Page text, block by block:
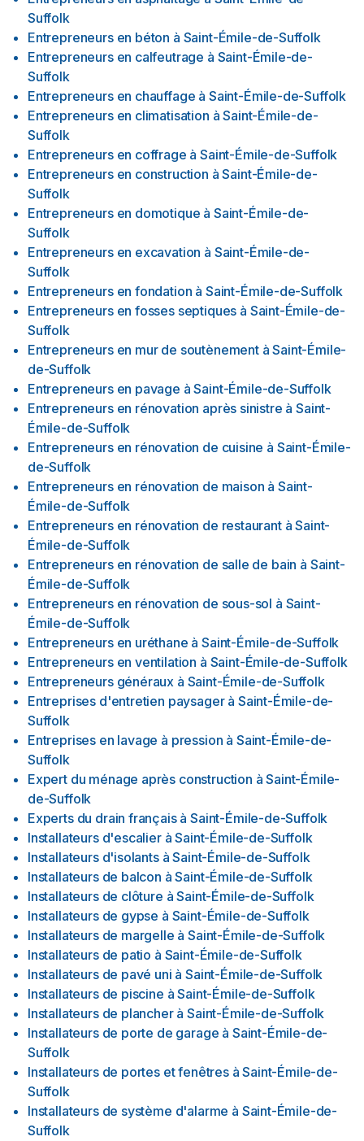
Suffolk
Entrepreneurs en béton à Saint-Émile-de-Suffolk
Entrepreneurs en calfeutrage à Saint-Émile-de-
Suffolk
Entrepreneurs en chauffage à Saint-Émile-de-Suffolk
Entrepreneurs en climatisation à Saint-Émile-de-
Suffolk
Entrepreneurs en coffrage à Saint-Émile-de-Suffolk
Entrepreneurs en construction à Saint-Émile-de-
Suffolk
Entrepreneurs en domotique à Saint-Émile-de-
Suffolk
Entrepreneurs en excavation à Saint-Émile-de-
Suffolk
Entrepreneurs en fondation à Saint-Émile-de-Suffolk
Entrepreneurs en fosses septiques à Saint-Émile-de-
Suffolk
Entrepreneurs en mur de soutènement à Saint-Émile-
de-Suffolk
Entrepreneurs en pavage à Saint-Émile-de-Suffolk
Entrepreneurs en rénovation après sinistre à Saint-
Émile-de-Suffolk
Entrepreneurs en rénovation de cuisine à Saint-Émile-
de-Suffolk
Entrepreneurs en rénovation de maison à Saint-
Émile-de-Suffolk
Entrepreneurs en rénovation de restaurant à Saint-
Émile-de-Suffolk
Entrepreneurs en rénovation de salle de bain à Saint-
Émile-de-Suffolk
Entrepreneurs en rénovation de sous-sol à Saint-
Émile-de-Suffolk
Entrepreneurs en uréthane à Saint-Émile-de-Suffolk
Entrepreneurs en ventilation à Saint-Émile-de-Suffolk
Entrepreneurs généraux à Saint-Émile-de-Suffolk
Entreprises d'entretien paysager à Saint-Émile-de-
Suffolk
Entreprises en lavage à pression à Saint-Émile-de-
Suffolk
Expert du ménage après construction à Saint-Émile-
de-Suffolk
Experts du drain français à Saint-Émile-de-Suffolk
Installateurs d'escalier à Saint-Émile-de-Suffolk
Installateurs d'isolants à Saint-Émile-de-Suffolk
Installateurs de balcon à Saint-Émile-de-Suffolk
Installateurs de clôture à Saint-Émile-de-Suffolk
Installateurs de gypse à Saint-Émile-de-Suffolk
Installateurs de margelle à Saint-Émile-de-Suffolk
Installateurs de patio à Saint-Émile-de-Suffolk
Installateurs de pavé uni à Saint-Émile-de-Suffolk
Installateurs de piscine à Saint-Émile-de-Suffolk
Installateurs de plancher à Saint-Émile-de-Suffolk
Installateurs de porte de garage à Saint-Émile-de-
Suffolk
Installateurs de portes et fenêtres à Saint-Émile-de-
Suffolk
Installateurs de système d'alarme à Saint-Émile-de-
Suffolk